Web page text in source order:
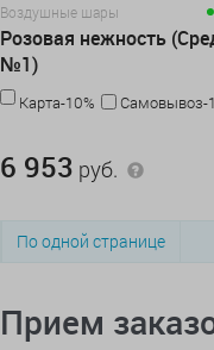
Воздушные шары
Розовая нежность
№1)
Карта-10%
Самовывоз-
6 953 руб.
По одной странице
Прием